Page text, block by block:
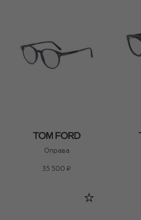
Оправа
35 500 ₽